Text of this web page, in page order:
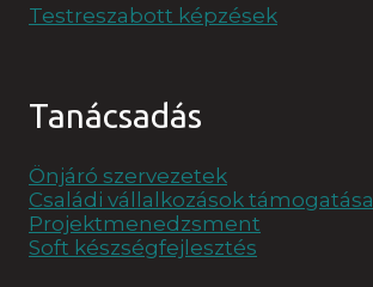
Testreszabott képzések
Tanácsadás
Önjáró szervezetek
Családi vállalkozások támogatása
Projektmenedzsment
Soft készségfejlesztés